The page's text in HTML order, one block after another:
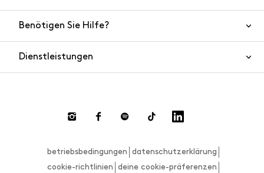
Kontaktieren Sie uns
Benötigen Sie Hilfe?
Zahlungsmethoden
Größenberater
Dienstleistungen
betriebsbedingungen
datenschutzerklärung
cookie-richtlinien
deine cookie-präferenzen